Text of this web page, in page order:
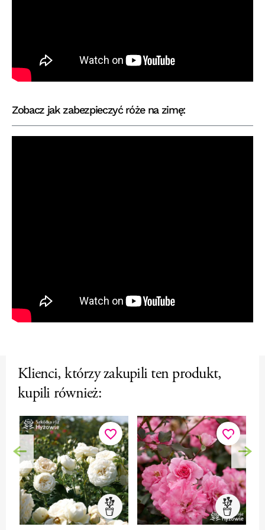
Zobacz jak zabezpieczyć róże na zimę:
Klienci, którzy zakupili ten produkt,
kupili również:
favorite_border favorite_border
Poprzedni